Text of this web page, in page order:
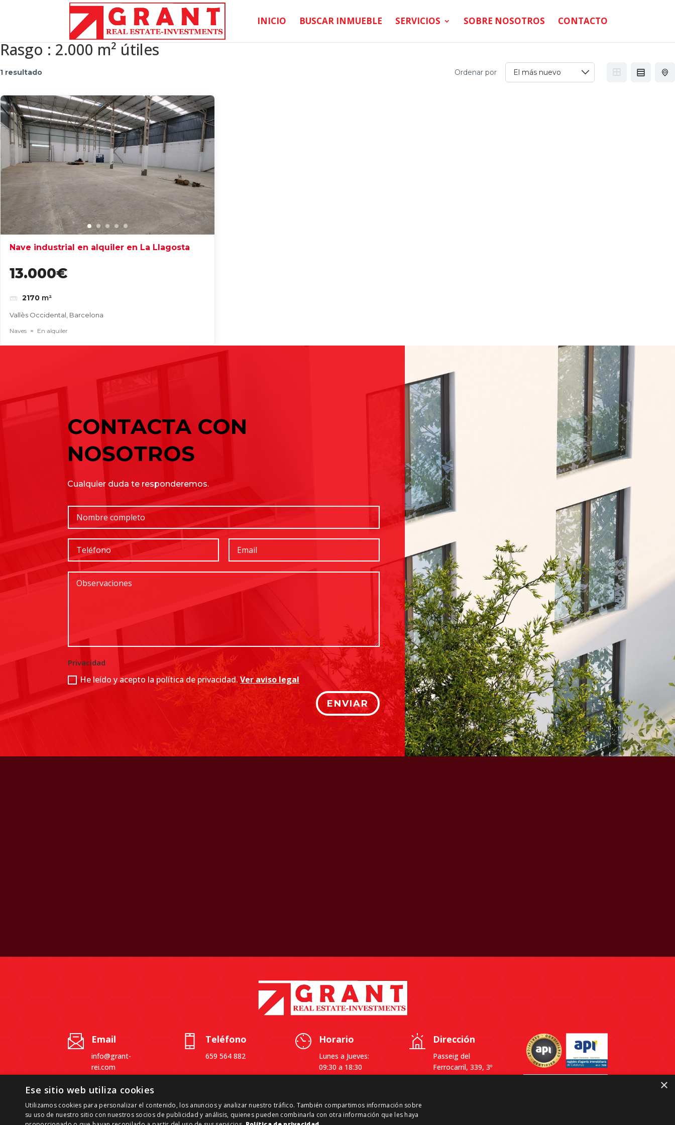
INICIO BUSCAR INMUEBLE SERVICIOS SOBRE NOSOTROS CONTACTO
Rasgo :2.000 m² útiles
1 resultado Ordenar por
Nave industrial en alquiler en La Llagosta
13.000€
2170 m²
Vallès Occidental, Barcelona
Naves En alquiler
Entradas recientes
Cómo elegir una nave industrial para tu empresa: guía completa para tomar la mejor decisión
Naves industriales en alquiler en Gavà y Baix Llobregat: guía de julio para elegir bien
Cómo elegir una nave industrial para tu empresa: guía completa para tomar la mejor decisión
Comentarios recientes
No hay comentarios que mostrar.
CONTACTA CON
NOSOTROS
Cualquier duda te responderemos.
Privacidad
He leído y acepto la política de privacidad.Ver aviso legal
ENVIAR
Email
info@grant-
rei.com
Teléfono
659 564 882
Horario
Lunes a Jueves:
09:30 a 18:30
Viernes: 09:30 a
Dirección
Passeig del
Ferrocarril, 339, 3º
4ª, Despacho B,
×
Ese sitio web utiliza cookies
Utilizamos cookies para personalizar el contenido, los anuncios y analizar nuestro tráfico. También compartimos información sobre
su uso de nuestro sitio con nuestros socios de publicidad y análisis, quienes pueden combinarla con otra información que les haya